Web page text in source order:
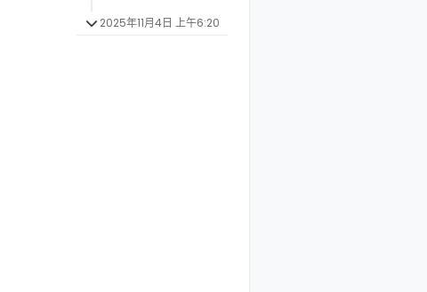
2025年11月4日 上午6:20